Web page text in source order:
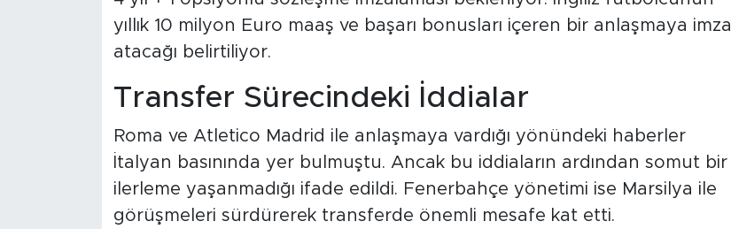
yıllık 10 milyon Euro maaş ve başarı bonusları içeren bir anlaşmaya imza
atacağı belirtiliyor.
Transfer Sürecindeki İddialar
Roma ve Atletico Madrid ile anlaşmaya vardığı yönündeki haberler
İtalyan basınında yer bulmuştu. Ancak bu iddiaların ardından somut bir
ilerleme yaşanmadığı ifade edildi. Fenerbahçe yönetimi ise Marsilya ile
görüşmeleri sürdürerek transferde önemli mesafe kat etti.